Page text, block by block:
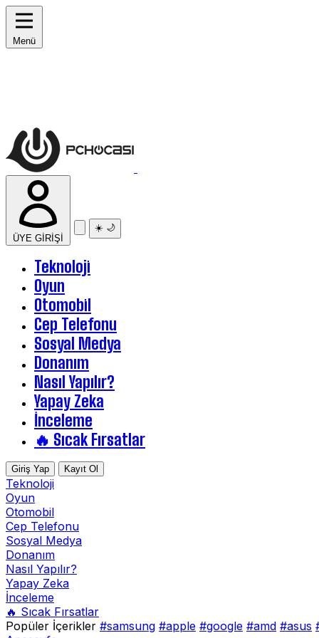
Menü
ÜYE GİRİŞİ
☀️ 🌙
Teknoloji
Oyun
Otomobil
Cep Telefonu
Sosyal Medya
Donanım
Nasıl Yapılır?
Yapay Zeka
İnceleme
🔥 Sıcak Fırsatlar
Giriş Yap Kayıt Ol
Teknoloji
Oyun
Otomobil
Cep Telefonu
Sosyal Medya
Donanım
Nasıl Yapılır?
Yapay Zeka
İnceleme
🔥 Sıcak Fırsatlar
Popüler İçerikler #samsung #apple #google #amd #asus